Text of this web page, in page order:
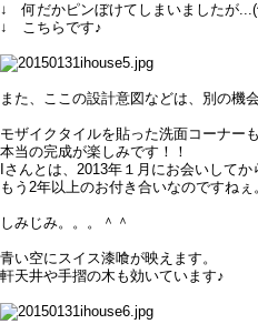
↓ 何だかピンぼけてしまいましたが
↓ こちらです♪
また、ここの設計意図などは、別の機
モザイクタイルを貼った洗面コーナー
本当の完成が楽しみです！！
Iさんとは、2013年１月にお会いしてか
もう2年以上のお付き合いなのですねぇ
しみじみ。。。＾＾
青い空にスイス漆喰が映えます。
軒天井や手摺の木も効いています♪